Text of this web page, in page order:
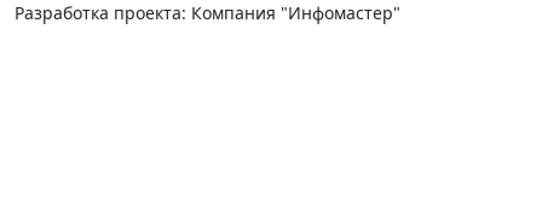
Разработка проекта: Компания "Инфомастер"